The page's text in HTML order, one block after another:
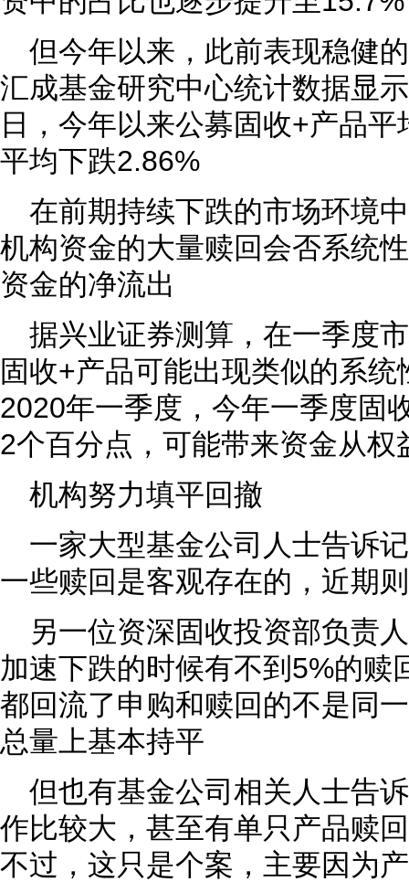
但今年以来，此前表现稳健
汇成基金研究中心统计数据显
日，今年以来公募固收+产品
平均下跌2.86%
在前期持续下跌的市场环境
机构资金的大量赎回会否系统
资金的净流出
据兴业证券测算，在一季度
固收+产品可能出现类似的系
2020年一季度，今年一季度固
2个百分点，可能带来资金从
机构努力填平回撤
一家大型基金公司人士告诉
一些赎回是客观存在的，近期
另一位资深固收投资部负责
加速下跌的时候有不到5%的赎
都回流了申购和赎回的不是同
总量上基本持平
但也有基金公司相关人士告
作比较大，甚至有单只产品赎
不过，这只是个案，主要因为